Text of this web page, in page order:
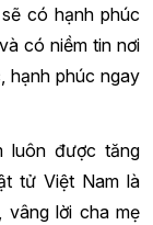
có hạnh phúc
có niềm tin nơi
hạnh phúc ngay
luôn được tăng
tử Việt Nam là
vâng lời cha mẹ